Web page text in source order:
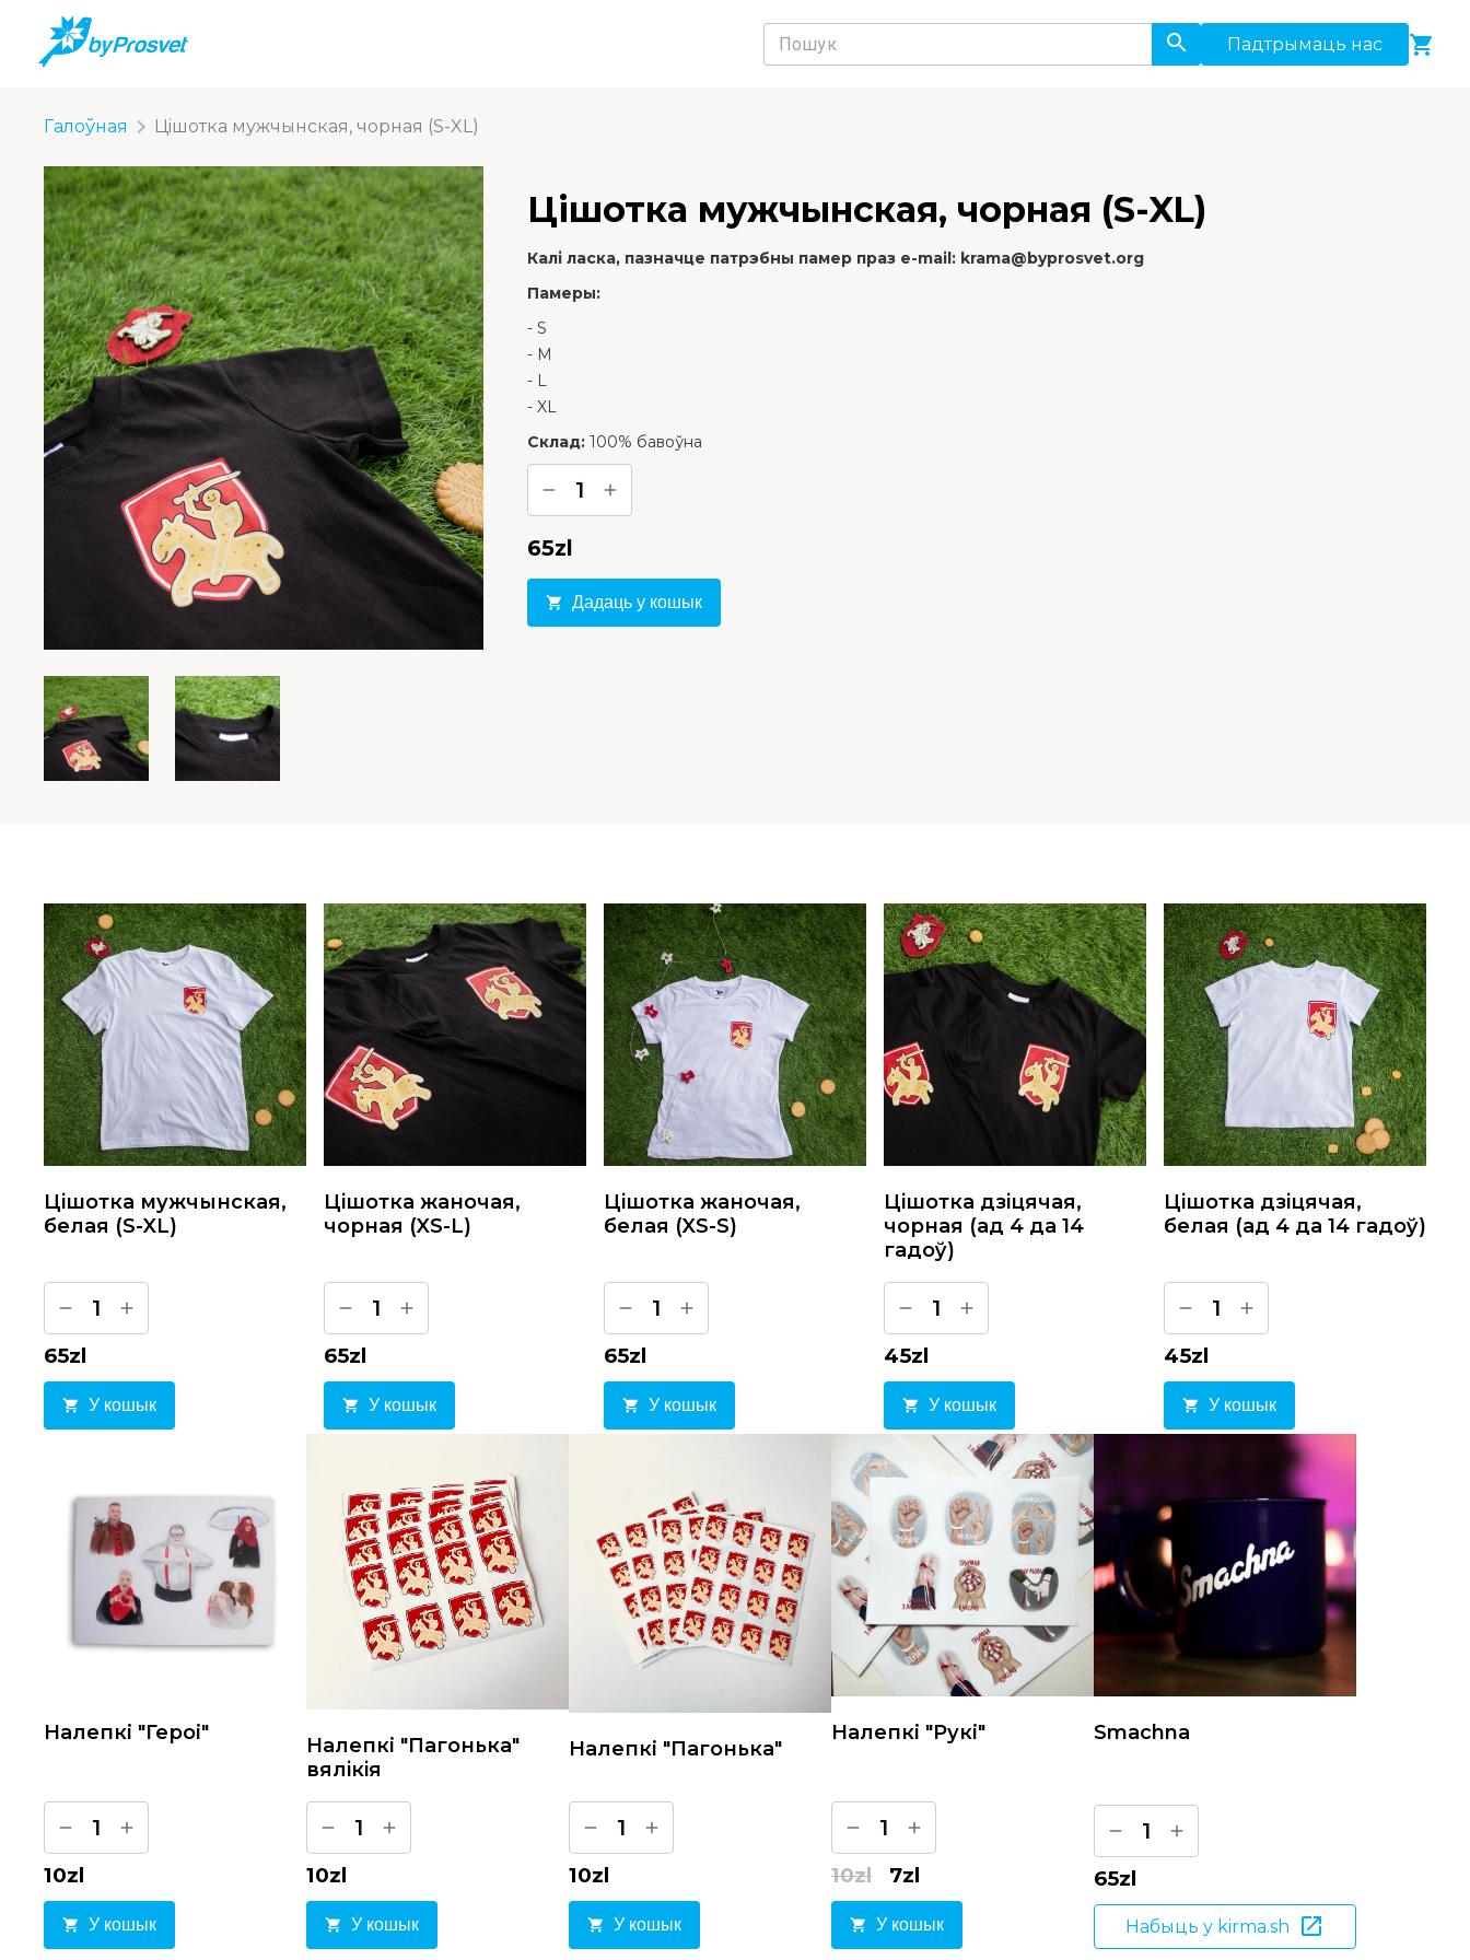
Падтрымаць нас
Галоўная Цiшотка мужчынская, чорная (S-XL)
Цiшотка мужчынская, чорная (S-XL)
Калі ласка, пазначце патрэбны памер праз e-mail: krama@byprosvet.org
Памеры:
- S
- M
- L
- XL
Склад: 100% бавоўна
1
65zl
Дадаць у кошык
Цiшотка мужчынская,
белая (S-XL)
1
65zl
У кошык
Цiшотка жаночая,
чорная (XS-L)
1
65zl
У кошык
Цiшотка жаночая,
белая (XS-S)
1
65zl
У кошык
Цiшотка дзiцячая,
чорная (ад 4 да 14
гадоў)
1
45zl
У кошык
Цiшотка дзiцячая,
белая (ад 4 да 14 гадоў)
1
45zl
У кошык
Налепкі "Героі"
1
10zl
У кошык
Налепкі "Пагонька"
вялiкiя
1
10zl
У кошык
Налепкі "Пагонька"
1
10zl
У кошык
Налепкі "Pукі"
1
10zl 7zl
У кошык
Smachna
1
65zl
Набыць у kirma.sh